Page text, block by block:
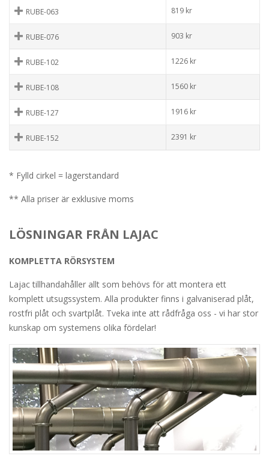
RUBE-063 819 kr
RUBE-076 903 kr
RUBE-102 1226 kr
RUBE-108 1560 kr
RUBE-127 1916 kr
RUBE-152 2391 kr
* Fylld cirkel = lagerstandard
** Alla priser är exklusive moms
LÖSNINGAR FRÅN LAJAC
KOMPLETTA RÖRSYSTEM
Lajac tillhandahåller allt som behövs för att montera ett
komplett utsugssystem. Alla produkter finns i galvaniserad plåt,
rostfri plåt och svartplåt. Tveka inte att rådfråga oss - vi har stor
kunskap om systemens olika fördelar!